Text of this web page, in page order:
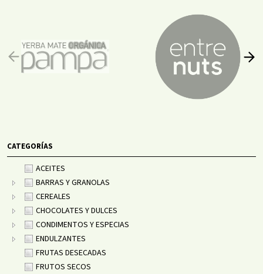
CATEGORÍAS
ACEITES
BARRAS Y GRANOLAS
CEREALES
CHOCOLATES Y DULCES
CONDIMENTOS Y ESPECIAS
ENDULZANTES
FRUTAS DESECADAS
FRUTOS SECOS